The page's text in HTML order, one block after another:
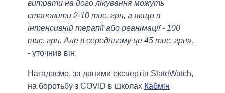
витрати на його лікування можуть
становити 2-10 тис. грн, а якщо в
інтенсивній терапії або реанімації - 100
тис. грн. Але в середньому це 45 тис. грн»,
- уточнив він.
Нагадаємо, за даними експертів StateWatch,
на боротьбу з COVID в школах Кабмін